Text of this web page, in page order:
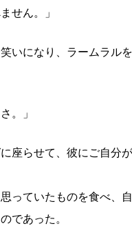
せん。」
いになり、ラームラルを
。」
座らせて、彼にご自分
っていたものを食べ、
であった。